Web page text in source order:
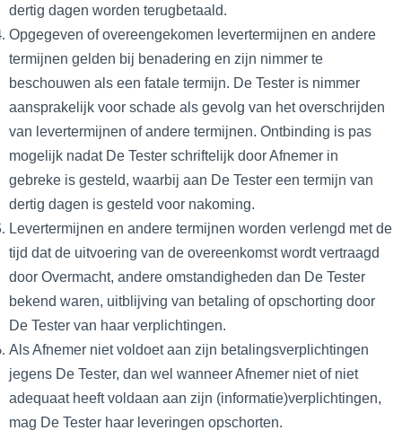
dertig dagen worden terugbetaald.
Opgegeven of overeengekomen levertermijnen en andere
termijnen gelden bij benadering en zijn nimmer te
beschouwen als een fatale termijn. De Tester is nimmer
aansprakelijk voor schade als gevolg van het overschrijden
van levertermijnen of andere termijnen. Ontbinding is pas
mogelijk nadat De Tester schriftelijk door Afnemer in
gebreke is gesteld, waarbij aan De Tester een termijn van
dertig dagen is gesteld voor nakoming.
Levertermijnen en andere termijnen worden verlengd met de
tijd dat de uitvoering van de overeenkomst wordt vertraagd
door Overmacht, andere omstandigheden dan De Tester
bekend waren, uitblijving van betaling of opschorting door
De Tester van haar verplichtingen.
Als Afnemer niet voldoet aan zijn betalingsverplichtingen
jegens De Tester, dan wel wanneer Afnemer niet of niet
adequaat heeft voldaan aan zijn (informatie)verplichtingen,
mag De Tester haar leveringen opschorten.